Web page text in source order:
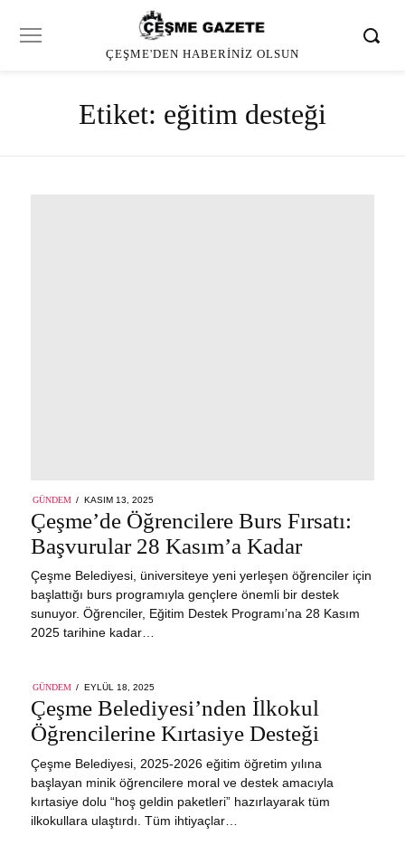
ÇEŞME'DEN HABERINIZ OLSUN
Etiket: eğitim desteği
GÜNDEM
POSTED
KASIM 13, 2025
Çeşme’de Öğrencilere Burs Fırsatı:
Başvurular 28 Kasım’a Kadar
Çeşme Belediyesi, üniversiteye yeni yerleşen öğrenciler için
başlattığı burs programıyla gençlere önemli bir destek
sunuyor. Öğrenciler, Eğitim Destek Programı’na 28 Kasım
2025 tarihine kadar…
GÜNDEM
POSTED
EYLÜL 18, 2025
Çeşme Belediyesi’nden İlkokul
Öğrencilerine Kırtasiye Desteği
Çeşme Belediyesi, 2025-2026 eğitim öğretim yılına
başlayan minik öğrencilere moral ve destek amacıyla
kırtasiye dolu “hoş geldin paketleri” hazırlayarak tüm
ilkokullara ulaştırdı. Tüm ihtiyaçlar…